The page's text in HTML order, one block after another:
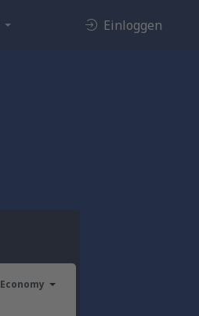
Einloggen
Economy